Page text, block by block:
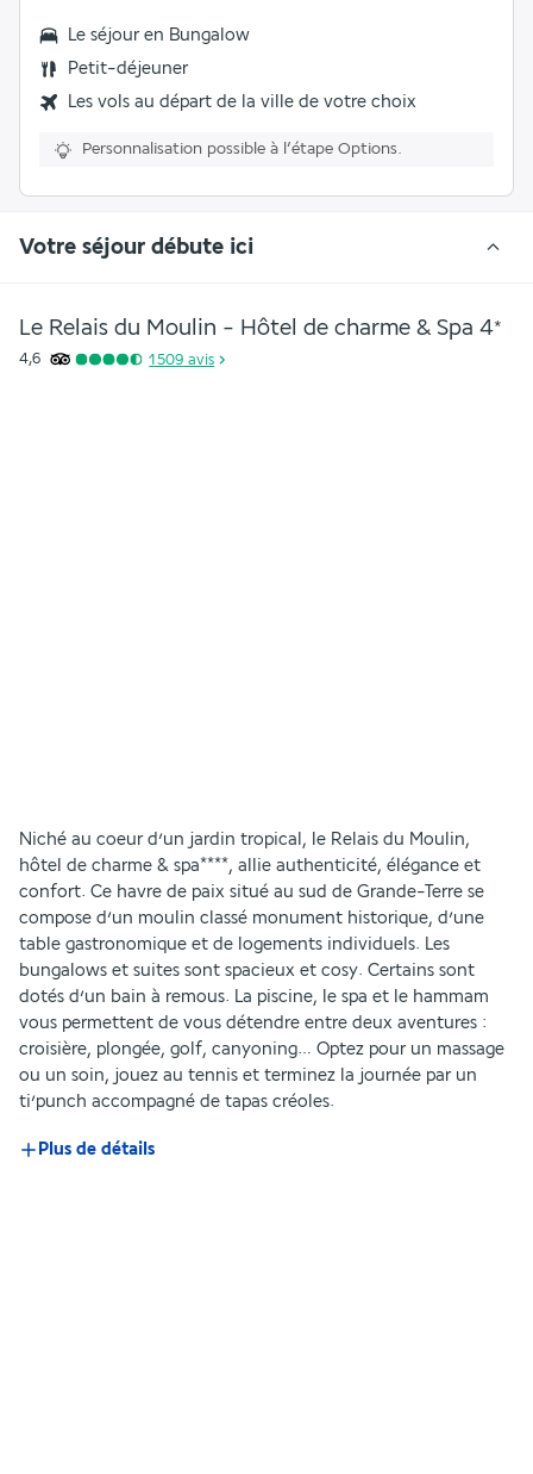
Le séjour en Bungalow
Petit-déjeuner
Les vols au départ de la ville de votre choix
Personnalisation possible à l’étape Options.
Votre séjour débute ici
Le Relais du Moulin - Hôtel de charme & Spa 4*
4,6 1 509 avis
Niché au coeur d’un jardin tropical, le Relais du Moulin,
hôtel de charme & spa****, allie authenticité, élégance et
confort. Ce havre de paix situé au sud de Grande-Terre se
compose d’un moulin classé monument historique, d’une
table gastronomique et de logements individuels. Les
bungalows et suites sont spacieux et cosy. Certains sont
dotés d’un bain à remous. La piscine, le spa et le hammam
vous permettent de vous détendre entre deux aventures :
croisière, plongée, golf, canyoning… Optez pour un massage
ou un soin, jouez au tennis et terminez la journée par un
ti’punch accompagné de tapas créoles.
Plus de détails